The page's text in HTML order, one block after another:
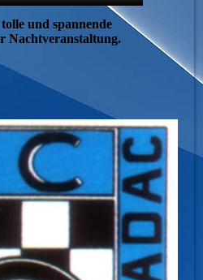
und spannende
Nachtveranstaltung.